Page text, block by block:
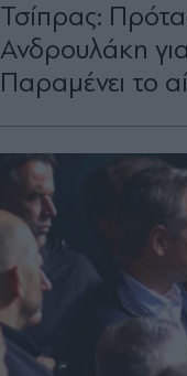
Τσίπρας:
Ανδρουλάκη
Παραμένει το